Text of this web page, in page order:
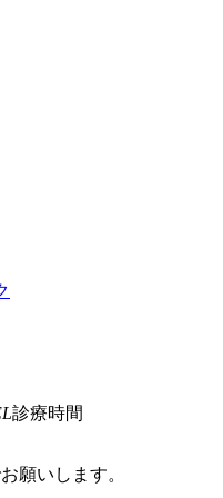
診療時間
願いします。